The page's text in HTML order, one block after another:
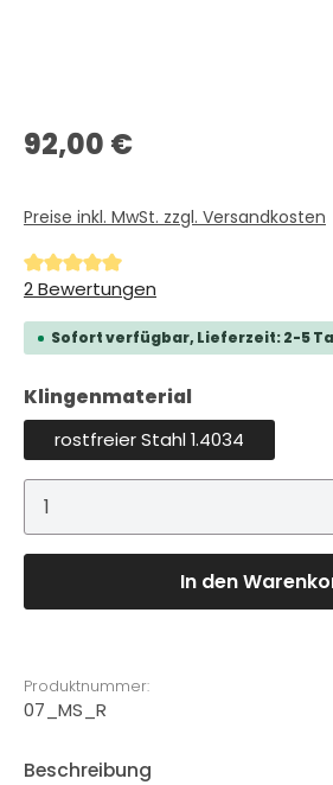
Regulärer Preis:
92,00 €
Preise inkl. MwSt. zzgl. Versandkosten
Durchschnittliche Bewertung von 5
2 Bewertungen
Sofort verfügbar, Lieferzeit: 2-5
Klingenmaterial
rostfreier Stahl 1.4034
Produkt Anzahl: Gib den
In den
Produktnummer:
07_MS_R
Beschreibung